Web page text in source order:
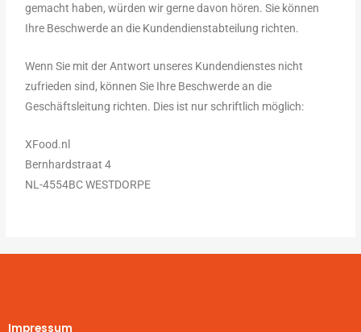
gemacht haben, würden wir gerne davon hören. Sie können
Ihre Beschwerde an die Kundendienstabteilung richten.
Wenn Sie mit der Antwort unseres Kundendienstes nicht
zufrieden sind, können Sie Ihre Beschwerde an die
Geschäftsleitung richten. Dies ist nur schriftlich möglich:
XFood.nl
Bernhardstraat 4
NL-4554BC WESTDORPE
Impressum